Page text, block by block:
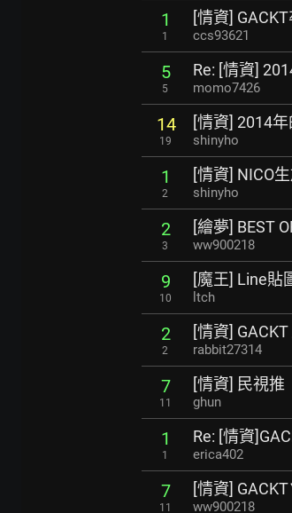
1
1
[情資]
ccs93621
5
5
Re: [情資]
momo7426
14
19
[情資] 2014
shinyho
1
2
[情資] NICO
shinyho
2
3
[繪夢] BEST
ww900218
9
10
[魔王] Line貼
ltch
2
2
[情資]
rabbit27314
7
11
[情資] 民視推
ghun
1
1
Re: [情資
erica402
7
11
[情資]
ww900218